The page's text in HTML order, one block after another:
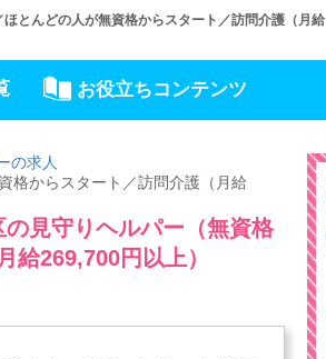
とんどの人が無資格からスタート／訪問介護（月給
お役立ちコンテンツ
の求人
格からスタート／訪問介護（月給
見守りヘルパー（無資格
269,700円以上）